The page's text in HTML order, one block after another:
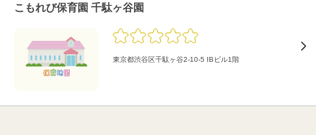
こもれび保育園 千駄ヶ谷園
東京都渋谷区千駄ヶ谷2-10-5 IBビル1階